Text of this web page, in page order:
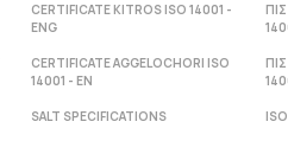
CERTIFICATE KITROS ISO 14001 -
ENG
CERTIFICATE AGGELOCHORI ISO
14001 - ΕΝ
SALT SPECIFICATIONS